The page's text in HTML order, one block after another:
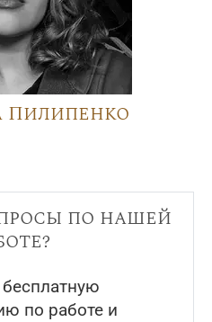
Пилипенко
по нашей
по работе и